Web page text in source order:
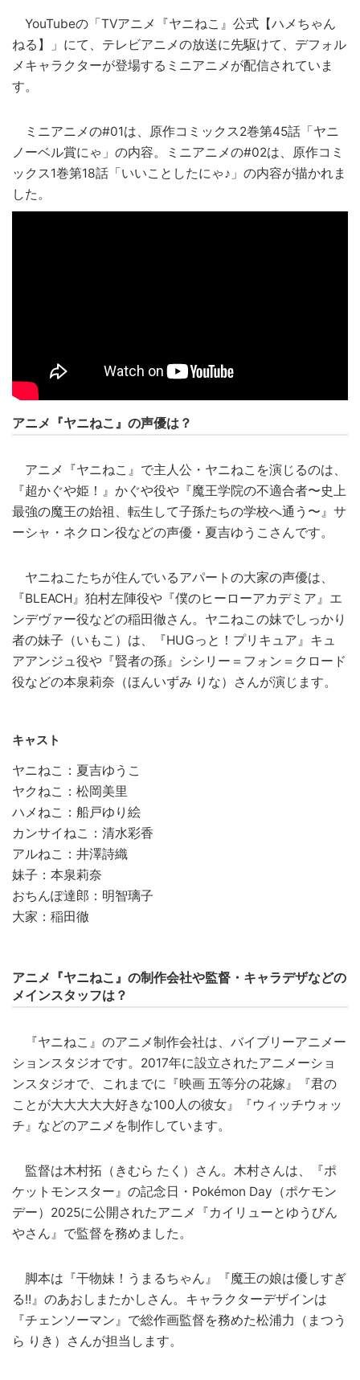
YouTubeの「TVアニメ『ヤニねこ』公式【ハメちゃん
ねる】」にて、テレビアニメの放送に先駆けて、デフォル
メキャラクターが登場するミニアニメが配信されていま
す。
ミニアニメの#01は、原作コミックス2巻第45話「ヤニ
ノーベル賞にゃ」の内容。ミニアニメの#02は、原作コミ
ックス1巻第18話「いいことしたにゃ♪」の内容が描かれま
した。
アニメ『ヤニねこ』の声優は？
アニメ『ヤニねこ』で主人公・ヤニねこを演じるのは、
『超かぐや姫！』かぐや役や『魔王学院の不適合者〜史上
最強の魔王の始祖、転生して子孫たちの学校へ通う〜』サ
ーシャ・ネクロン役などの声優・夏吉ゆうこさんです。
ヤニねこたちが住んでいるアパートの大家の声優は、
『BLEACH』狛村左陣役や『僕のヒーローアカデミア』エ
ンデヴァー役などの稲田徹さん。ヤニねこの妹でしっかり
者の妹子（いもこ）は、『HUGっと！プリキュア』キュ
アアンジュ役や『賢者の孫』シシリー＝フォン＝クロード
役などの本泉莉奈（ほんいずみ りな）さんが演じます。
キャスト
ヤニねこ：夏吉ゆうこ
ヤクねこ：松岡美里
ハメねこ：船戸ゆり絵
カンサイねこ：清水彩香
アルねこ：井澤詩織
妹子：本泉莉奈
おちんぽ達郎：明智璃子
大家：稲田徹
アニメ『ヤニねこ』の制作会社や監督・キャラデザなどの
メインスタッフは？
『ヤニねこ』のアニメ制作会社は、バイブリーアニメー
ションスタジオです。2017年に設立されたアニメーショ
ンスタジオで、これまでに『映画 五等分の花嫁』『君の
ことが大大大大大好きな100人の彼女』『ウィッチウォッ
チ』などのアニメを制作しています。
監督は木村拓（きむら たく）さん。木村さんは、『ポ
ケットモンスター』の記念日・Pokémon Day（ポケモン
デー）2025に公開されたアニメ『カイリューとゆうびん
やさん』で監督を務めました。
脚本は『干物妹！うまるちゃん』『魔王の娘は優しすぎ
る!!』のあおしまたかしさん。キャラクターデザインは
『チェンソーマン』で総作画監督を務めた松浦力（まつう
ら りき）さんが担当します。